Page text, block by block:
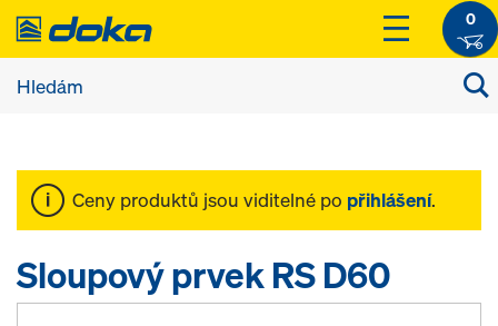
0
Ceny produktů jsou viditelné po přihlášení.
Sloupový prvek RS D60